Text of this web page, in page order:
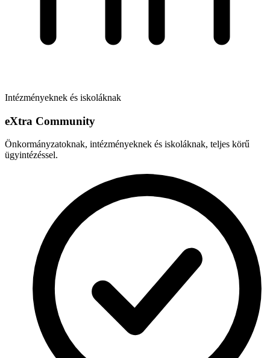
Intézményeknek és iskoláknak
eXtra Community
Önkormányzatoknak, intézményeknek és iskoláknak, teljes körű
ügyintézéssel.